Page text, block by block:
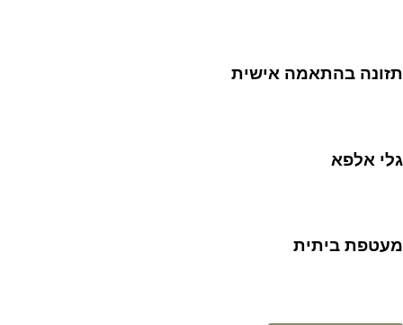
תזונה בהתאמה אישית
גלי אלפא
מעטפת ביתית